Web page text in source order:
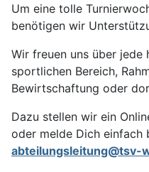
Um eine tolle
benötigen wir
Wir freuen uns über jede
sportlichen Bereich,
Bewirtschaftung oder
Dazu stellen wir ein
oder melde Dich einfach
abteilungsleitung@tsv-